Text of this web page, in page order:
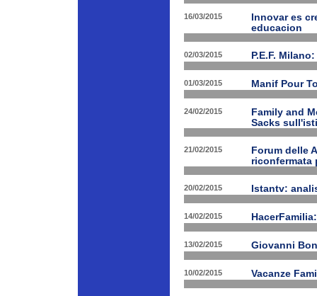
16/03/2015
Innovar es
educacion
02/03/2015 P.E.F.
01/03/2015 Manif Pour
24/02/2015
Family and
Sacks
21/02/2015
Forum delle
riconfermata
20/02/2015 Istantv:
14/02/2015
13/02/2015 Giovanni
10/02/2015 Vacanze